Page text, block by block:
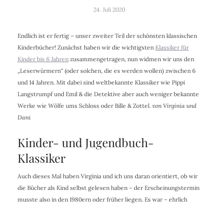
24. Juli 2020
Endlich ist er fertig – unser zweiter Teil der schönsten klassischen
Kinderbücher! Zunächst haben wir die wichtigsten Klassiker für
Kinder bis 6 Jahrenzusammengetragen, nun widmen wir uns den
„Leserwürmern“ (oder solchen, die es werden wollen) zwischen 6
und 14 Jahren. Mit dabei sind weltbekannte Klassiker wie Pippi
Langstrumpf und Emil & die Detektive aber auch weniger bekannte
Werke wie Wölfe ums Schloss oder Bille & Zottel. von Virginia und
Dani
Kinder- und Jugendbuch-
Klassiker
Auch dieses Mal haben Virginia und ich uns daran orientiert, ob wir
die Bücher als Kind selbst gelesen haben – der Erscheinungstermin
musste also in den 1980ern oder früher liegen. Es war – ehrlich